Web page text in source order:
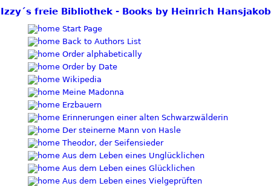
Izzy´s freie Bibliothek - Books by Heinrich Hansjakob
Start Page
Back to Authors List
Order alphabetically
Order by Date
Wikipedia
Meine Madonna
Erzbauern
Erinnerungen einer alten Schwarzwälderin
Der steinerne Mann von Hasle
Theodor, der Seifensieder
Aus dem Leben eines Unglücklichen
Aus dem Leben eines Glücklichen
Aus dem Leben eines Vielgeprüften